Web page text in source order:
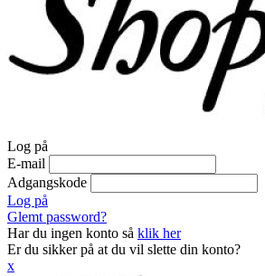
Log på
E-mail
Adgangskode
Log på
Glemt password?
Har du ingen konto så klik her
Er du sikker på at du vil slette din konto?
x